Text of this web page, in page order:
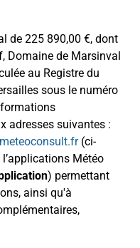
de 225 890,00 €, dont
Domaine de Marsinval
au Registre du
sous le numéro
adresses suivantes :
(ci-
l’applications Météo
) permettant
ainsi qu'à